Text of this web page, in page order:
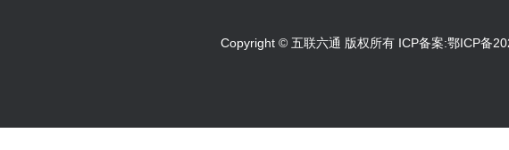
Copyright © 五联六通 版权所有 ICP备案:鄂ICP备